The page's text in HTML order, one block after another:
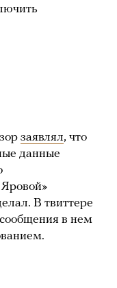
заявлял, что
данные
В твиттере
в нем